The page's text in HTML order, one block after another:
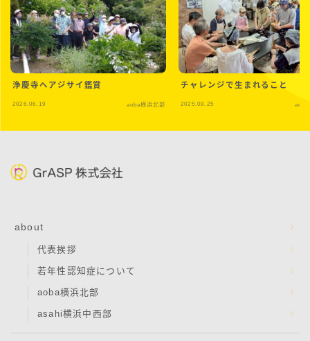
浄慶寺へアジサイ鑑賞
2026.06.19 aoba横浜北部
チャレンジで生まれること
2025.08.25 aoba
about
代表挨拶
若年性認知症について
aoba横浜北部
asahi横浜中西部